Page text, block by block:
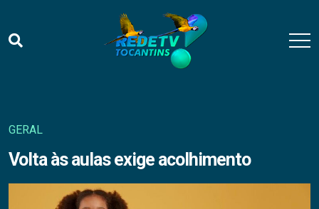
GERAL
Volta às aulas exige acolhimento